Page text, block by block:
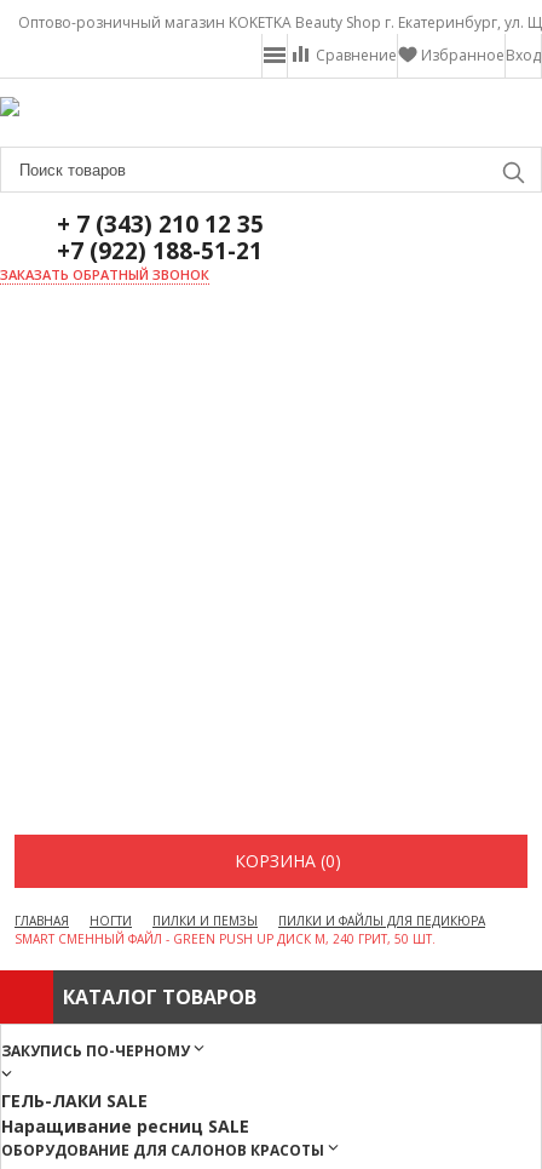
Оптово-розничный магазин KOKETKA Beauty Shop г. Екатеринбург, ул.
Вход
Избранное
Сравнение
+ 7 (343) 210 12 35
+7 (922) 188-51-21
ЗАКАЗАТЬ ОБРАТНЫЙ ЗВОНОК
КОРЗИНА (0)
ГЛАВНАЯ НОГТИ ПИЛКИ И ПЕМЗЫ
ПИЛКИ И ФАЙЛЫ ДЛЯ ПЕДИКЮРА
SMART СМЕННЫЙ ФАЙЛ - GREEN PUSH UP ДИСК M, 240 ГРИТ, 50 ШТ.
КАТАЛОГ ТОВАРОВ
ЗАКУПИСЬ ПО-ЧЕРНОМУ
ГЕЛЬ-ЛАКИ SALE
Наращивание ресниц SALE
ОБОРУДОВАНИЕ ДЛЯ САЛОНОВ КРАСОТЫ